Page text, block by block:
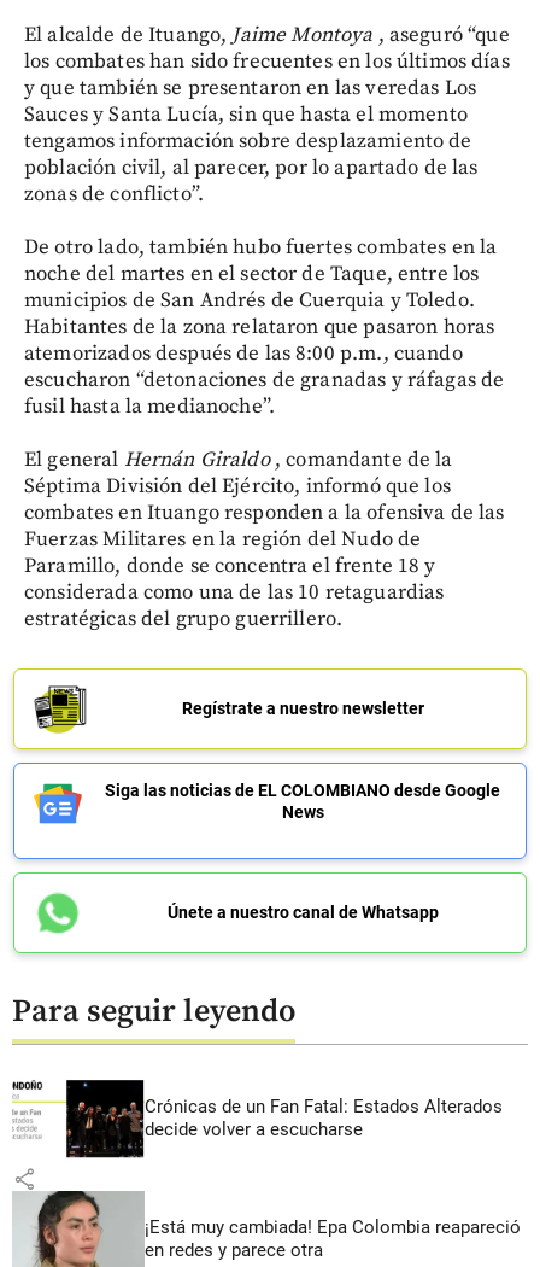
El alcalde de Ituango, Jaime Montoya , aseguró “que
los combates han sido frecuentes en los últimos días
y que también se presentaron en las veredas Los
Sauces y Santa Lucía, sin que hasta el momento
tengamos información sobre desplazamiento de
población civil, al parecer, por lo apartado de las
zonas de conflicto”.
De otro lado, también hubo fuertes combates en la
noche del martes en el sector de Taque, entre los
municipios de San Andrés de Cuerquia y Toledo.
Habitantes de la zona relataron que pasaron horas
atemorizados después de las 8:00 p.m., cuando
escucharon “detonaciones de granadas y ráfagas de
fusil hasta la medianoche”.
El general Hernán Giraldo, comandante de la
Séptima División del Ejército, informó que los
combates en Ituango responden a la ofensiva de las
Fuerzas Militares en la región del Nudo de
Paramillo, donde se concentra el frente 18 y
considerada como una de las 10 retaguardias
estratégicas del grupo guerrillero.
Regístrate a nuestro newsletter
Siga las noticias de EL COLOMBIANO desde Google
News
Únete a nuestro canal de Whatsapp
Para seguir leyendo
Crónicas de un Fan Fatal: Estados Alterados
decide volver a escucharse
share
¡Está muy cambiada! Epa Colombia reapareció
en redes y parece otra